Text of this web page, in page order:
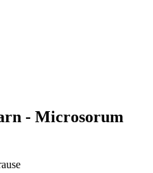
- Microsorum